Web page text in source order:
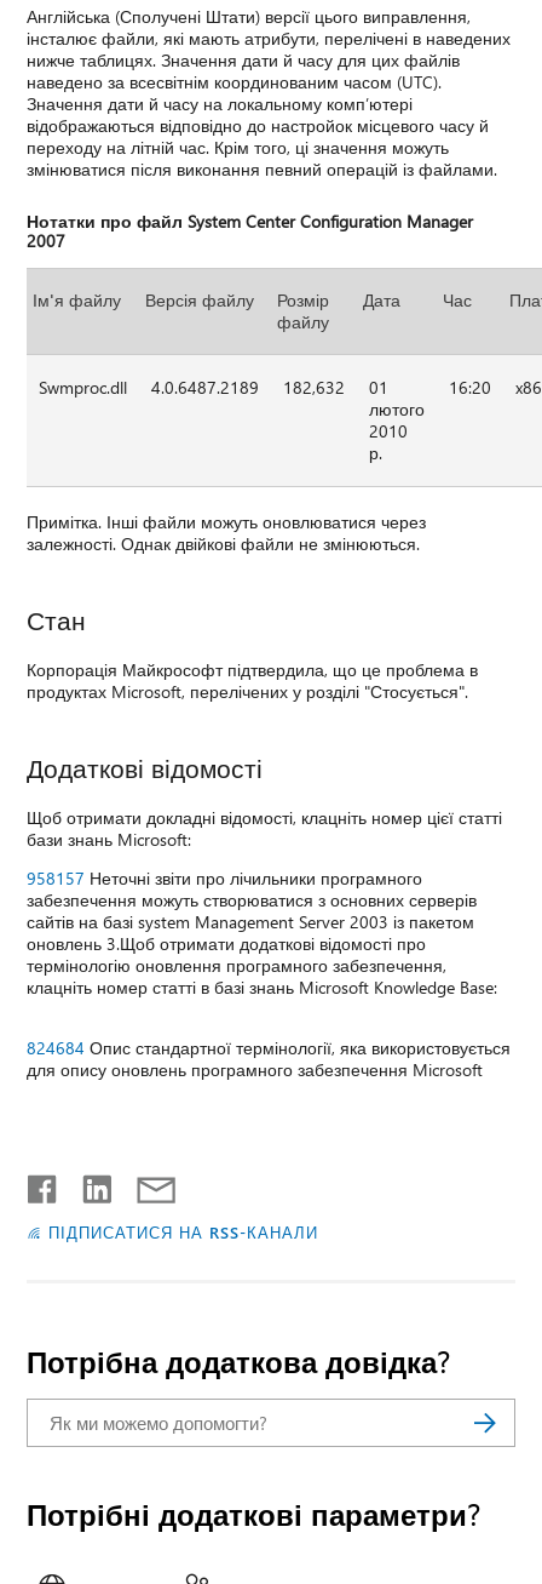
Англійська (Сполучені Штати) версії цього виправлення,
інсталює файли, які мають атрибути, перелічені в наведених
нижче таблицях. Значення дати й часу для цих файлів
наведено за всесвітнім координованим часом (UTC).
Значення дати й часу на локальному комп’ютері
відображаються відповідно до настройок місцевого часу й
переходу на літній час. Крім того, ці значення можуть
змінюватися після виконання певний операцій із файлами.
Нотатки про файл System Center Configuration Manager
2007
Ім'я файлу Версія файлу
Розмір
файлу
Дата Час
Swmproc.dll 4.0.6487.2189 182,632
01
лютого
2010
р.
16:20 x86
Примітка. Інші файли можуть оновлюватися через
залежності. Однак двійкові файли не змінюються.
Стан
Корпорація Майкрософт підтвердила, що це проблема в
продуктах Microsoft, перелічених у розділі "Стосується".
Додаткові відомості
Щоб отримати докладні відомості, клацніть номер цієї статті
бази знань Microsoft:
958157 Неточні звіти про лічильники програмного
забезпечення можуть створюватися з основних серверів
сайтів на базі system Management Server 2003 із пакетом
оновлень 3.Щоб отримати додаткові відомості про
термінологію оновлення програмного забезпечення,
клацніть номер статті в базі знань Microsoft Knowledge Base:
824684 Опис стандартної термінології, яка використовується
для опису оновлень програмного забезпечення Microsoft
ПІДПИСАТИСЯ НА RSS-КАНАЛИ
Потрібна додаткова довідка?
Потрібні додаткові параметри?